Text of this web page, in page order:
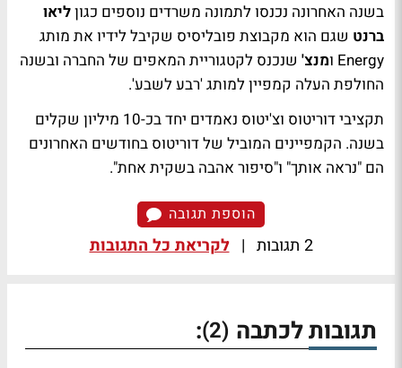
בשנה האחרונה נכנסו לתמונה משרדים נוספים כגוןליאו
ברנט שגם הוא מקבוצת פובליסיס שקיבל לידיו את מותג
Energy ו מנצ' שנכנס לקטגוריית המאפים של החברה ובשנה
החולפת העלה קמפיין למותג 'רבע לשבע'.
תקציבי דוריטוס וצ'יטוס נאמדים יחד בכ-10 מיליון שקלים
בשנה. הקמפיינים המוביל של דוריטוס בחודשים האחרונים
הם "נראה אותך" ו"סיפור אהבה בשקית אחת".
הוספת תגובה
2 תגובות | לקריאת כל התגובות
תגובות לכתבה (2)
: